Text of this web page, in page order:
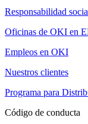
Responsabilidad
Oficinas de OKI en
Empleos en OKI
Nuestros clientes
Programa para
Código de conducta